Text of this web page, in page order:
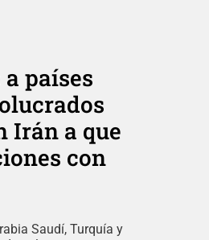
países
Irán a que
con
Saudí, Turquía y